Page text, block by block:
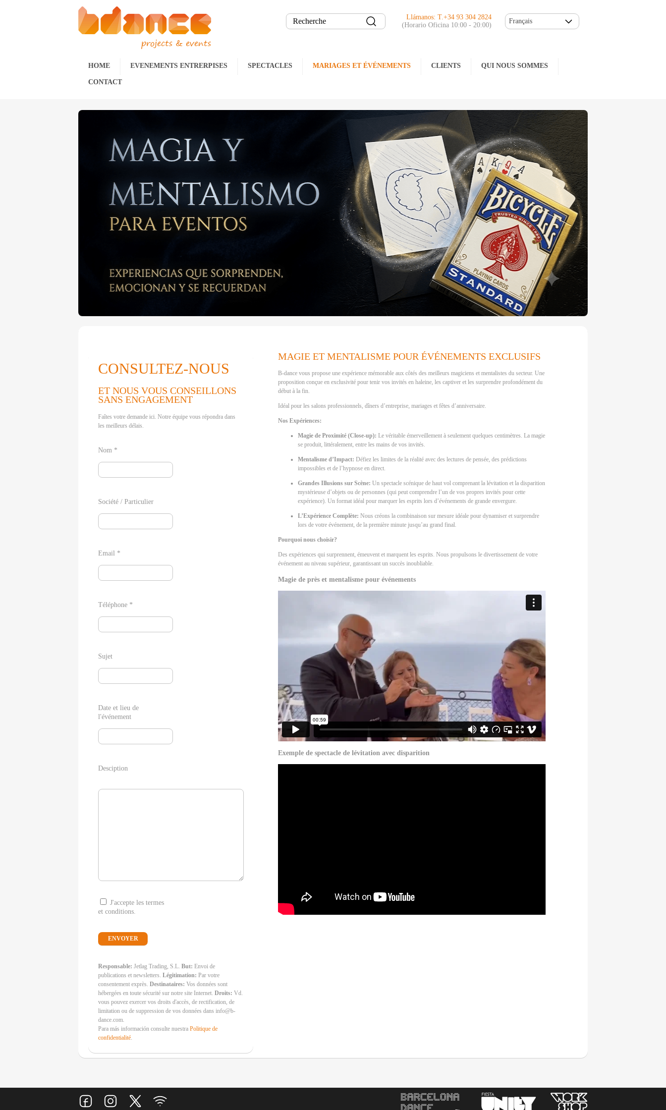
projects & events
Llámanos: T.+34 93 304 2824
(Horario Oficina 10:00 - 20:00)
Français
HOME EVENEMENTS ENTRERPISES SPECTACLES MARIAGES ET ÉVÉNEMENTS CLIENTS QUI NOUS SOMMES
CONTACT
CONSULTEZ-NOUS
ET NOUS VOUS CONSEILLONS
SANS ENGAGEMENT
Faîtes votre demande ici. Notre équipe vous répondra dans
les meilleurs délais.
Nom *
Société / Particulier
Email *
Téléphone *
Sujet
Date et lieu de
l'événement
Desciption
J'accepte les termes
et conditions.
Responsable: Jetlag Trading, S.L. But: Envoi de
publications et newsletters. Légitimation: Par votre
consentement exprès. Destinataires: Vos données sont
hébergées en toute sécurité sur notre site Internet. Droits: Vd.
vous pouvez exercer vos droits d'accès, de rectification, de
limitation ou de suppression de vos données dans info@b-
dance.com.
Para más información consulte nuestra Politique de
confidentialité
MAGIE ET MENTALISME POUR ÉVÉNEMENTS EXCLUSIFS
B-dance vous propose une expérience mémorable aux côtés des meilleurs magiciens et mentalistes du secteur. Une
proposition conçue en exclusivité pour tenir vos invités en haleine, les captiver et les surprendre profondément du
début à la fin.
Idéal pour les salons professionnels, dîners d’entreprise, mariages et fêtes d’anniversaire.
Nos Expériences:
Magie de Proximité (Close-up): Le véritable émerveillement à seulement quelques centimètres. La magie
se produit, littéralement, entre les mains de vos invités.
Mentalisme d’Impact: Défiez les limites de la réalité avec des lectures de pensée, des prédictions
impossibles et de l’hypnose en direct.
Grandes Illusions sur Scène: Un spectacle scénique de haut vol comprenant la lévitation et la disparition
mystérieuse d’objets ou de personnes (qui peut comprendre l’un de vos propres invités pour cette
expérience). Un format idéal pour marquer les esprits lors d’événements de grande envergure.
L’Expérience Complète: Nous créons la combinaison sur mesure idéale pour dynamiser et surprendre
lors de votre événement, de la première minute jusqu’au grand final.
Pourquoi nous choisir?
Des expériences qui surprennent, émeuvent et marquent les esprits. Nous propulsons le divertissement de votre
événement au niveau supérieur, garantissant un succès inoubliable.
Magie de près et mentalisme pour événements
Exemple de spectacle de lévitation avec disparition